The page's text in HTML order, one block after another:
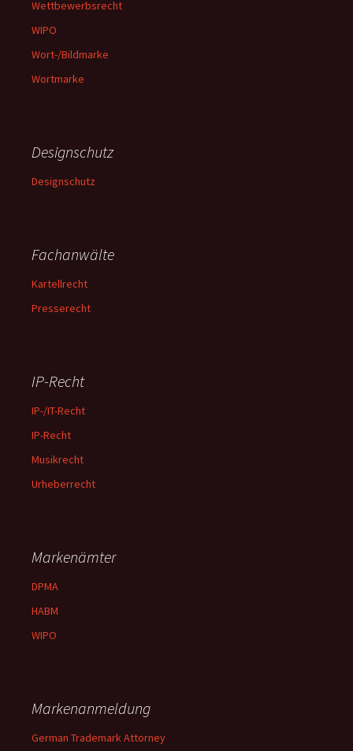
Wettbewerbsrecht
WIPO
Wort-/Bildmarke
Wortmarke
Designschutz
Designschutz
Fachanwälte
Kartellrecht
Presserecht
IP-Recht
IP-/IT-Recht
IP-Recht
Musikrecht
Urheberrecht
Markenämter
DPMA
HABM
WIPO
Markenanmeldung
German Trademark Attorney